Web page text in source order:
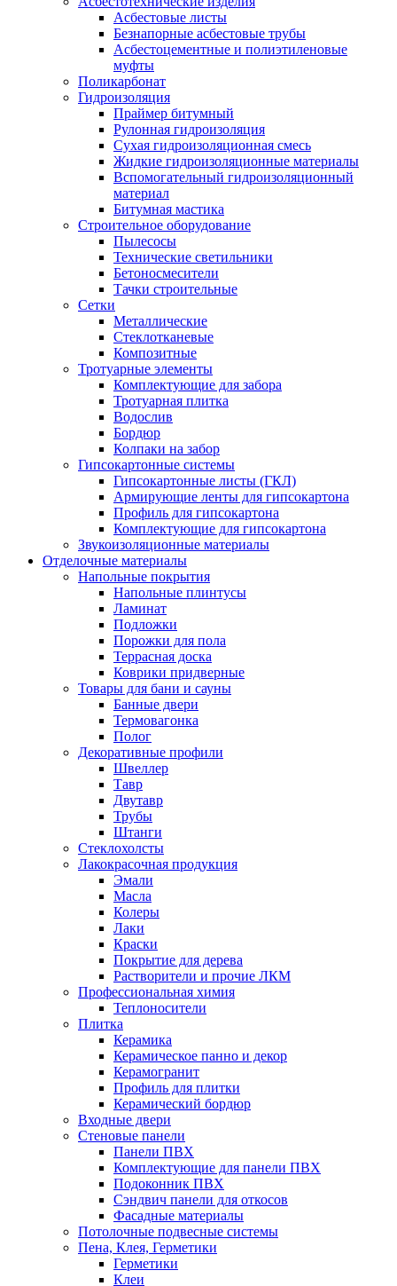
Асбестовые листы
Безнапорные асбестовые трубы
Асбестоцементные и полиэтиленовые
муфты
Поликарбонат
Гидроизоляция
Праймер битумный
Рулонная гидроизоляция
Сухая гидроизоляционная смесь
Жидкие гидроизоляционные материалы
Вспомогательный гидроизоляционный
материал
Битумная мастика
Строительное оборудование
Пылесосы
Технические светильники
Бетоносмесители
Тачки строительные
Сетки
Металлические
Стеклотканевые
Композитные
Тротуарные элементы
Комплектующие для забора
Тротуарная плитка
Водослив
Бордюр
Колпаки на забор
Гипсокартонные системы
Гипсокартонные листы (ГКЛ)
Армирующие ленты для гипсокартона
Профиль для гипсокартона
Комплектующие для гипсокартона
Звукоизоляционные материалы
Отделочные материалы
Напольные покрытия
Напольные плинтусы
Ламинат
Подложки
Порожки для пола
Террасная доска
Коврики придверные
Товары для бани и сауны
Банные двери
Термовагонка
Полог
Декоративные профили
Швеллер
Тавр
Двутавр
Трубы
Штанги
Стеклохолсты
Лакокрасочная продукция
Эмали
Масла
Колеры
Лаки
Краски
Покрытие для дерева
Растворители и прочие ЛКМ
Профессиональная химия
Теплоносители
Плитка
Керамика
Керамическое панно и декор
Керамогранит
Профиль для плитки
Керамический бордюр
Входные двери
Стеновые панели
Панели ПВХ
Комплектующие для панели ПВХ
Подоконник ПВХ
Сэндвич панели для откосов
Фасадные материалы
Потолочные подвесные системы
Пена, Клея, Герметики
Герметики
Клеи